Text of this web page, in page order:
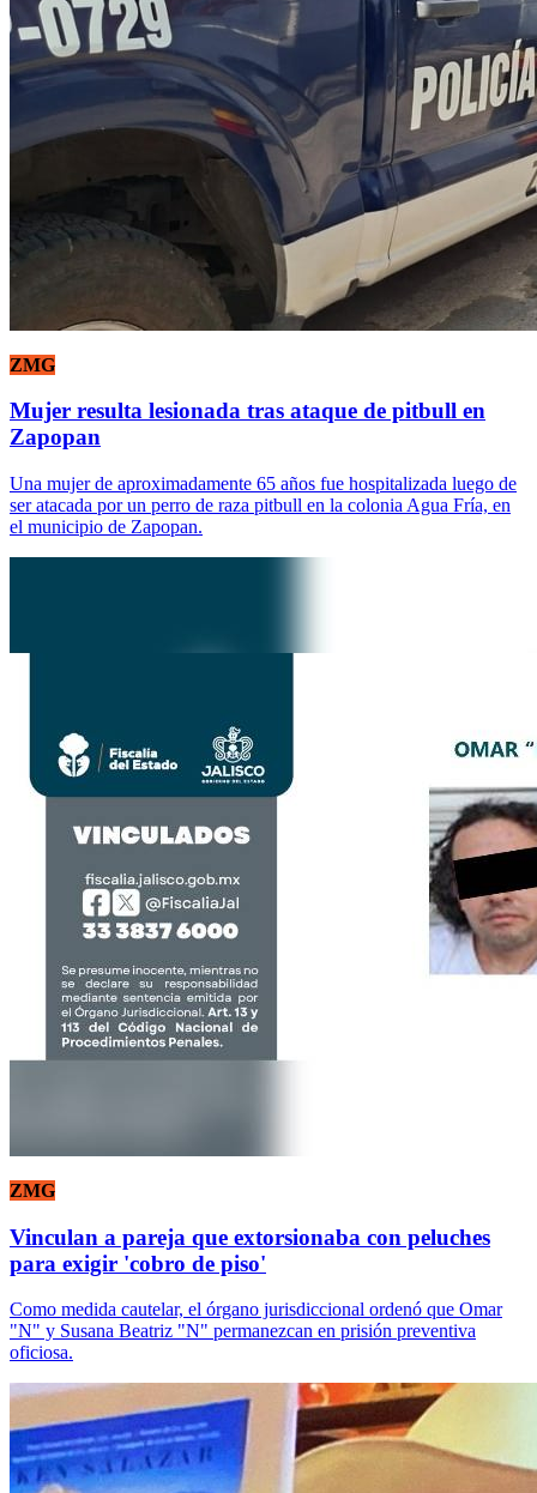
ZMG
Mujer resulta lesionada tras ataque de pitbull en
Zapopan
Una mujer de aproximadamente 65 años fue hospitalizada luego de
ser atacada por un perro de raza pitbull en la colonia Agua Fría, en
el municipio de Zapopan.
ZMG
Vinculan a pareja que extorsionaba con peluches
para exigir 'cobro de piso'
Como medida cautelar, el órgano jurisdiccional ordenó que Omar
"N" y Susana Beatriz "N" permanezcan en prisión preventiva
oficiosa.